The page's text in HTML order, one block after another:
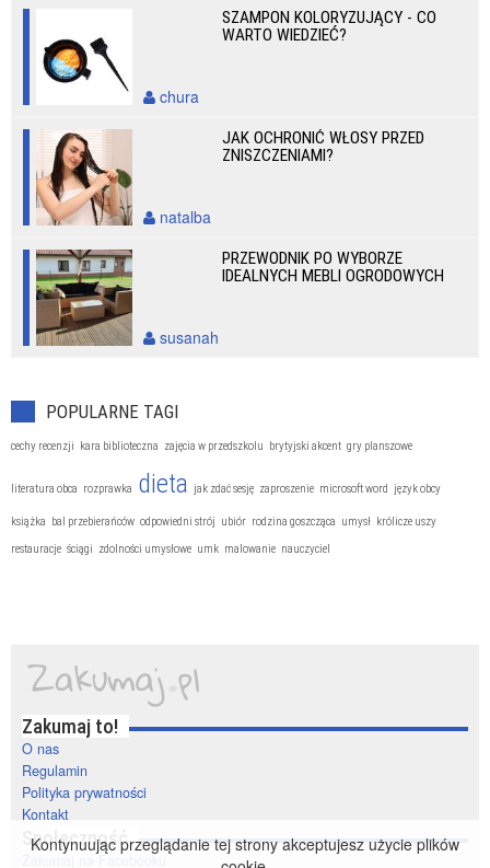
SZAMPON KOLORYZUJĄCY - CO
WARTO WIEDZIEĆ?
chura
JAK OCHRONIĆ WŁOSY PRZED
ZNISZCZENIAMI?
natalba
PRZEWODNIK PO WYBORZE
IDEALNYCH MEBLI OGRODOWYCH
susanah
POPULARNE TAGI
cechy recenzji kara biblioteczna zajęcia w przedszkolu brytyjski akcent gry planszowe
literatura obca rozprawka dieta jak zdać sesję zaproszenie microsoft word język obcy
książka bal przebierańców odpowiedni strój ubiór rodzina goszcząca umysł królicze uszy
restauracje ściągi zdolności umysłowe umk malowanie nauczyciel
Zakumaj to!
O nas
Regulamin
Polityka prywatności
Kontakt
Społeczność
Zakumaj na Facebooku
Kontynuując przeglądanie tej strony akceptujesz użycie plików